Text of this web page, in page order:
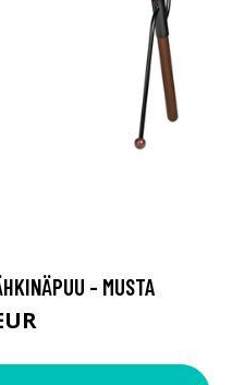
- MUSTA